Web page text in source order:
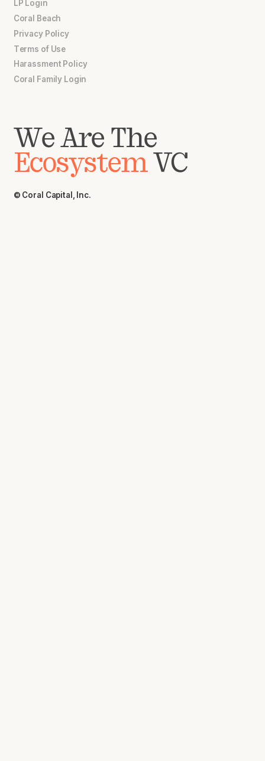
LP Login
Coral Beach
Privacy Policy
Terms of Use
Harassment Policy
Coral Family Login
We Are The
EcosystemVC
© Coral Capital, Inc.